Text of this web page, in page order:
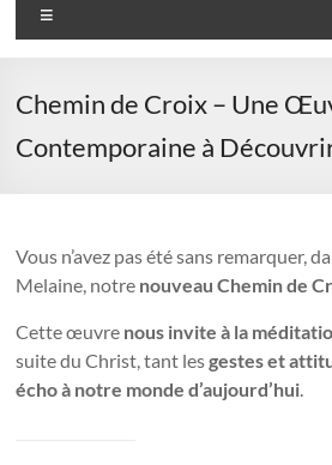
Chemin de Croix – Une
Contemporaine à
Vous n’avez pas été sans remarquer,
Melaine, notre nouveau Chemin de
Cette œuvre nous invite à la
suite du Christ, tant lesgestes et
écho à notre monde d’aujourd’hui.